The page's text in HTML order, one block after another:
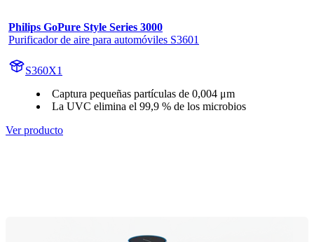
Philips GoPure Style Series 3000
Purificador de aire para automóviles S3601
S360X1
Captura pequeñas partículas de 0,004 μm
La UVC elimina el 99,9 % de los microbios
Ver producto